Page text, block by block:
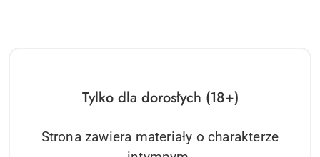
Tylko dla dorosłych (18+)
Strona zawiera materiały o charakterze